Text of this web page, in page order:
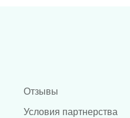
Отзывы
Условия партнерства